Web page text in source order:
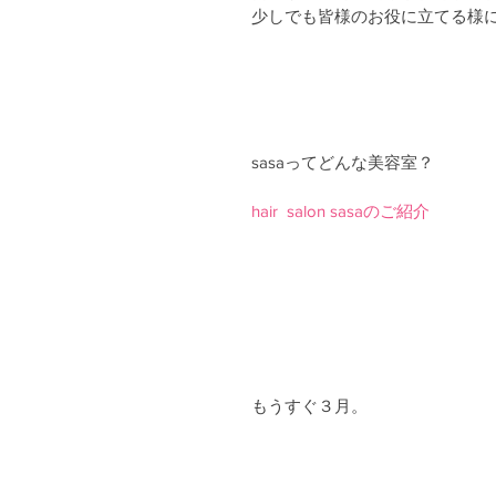
少しでも皆様のお役に立てる様
sasaってどんな美容室？
hair  salon sasaのご紹介
もうすぐ３月。